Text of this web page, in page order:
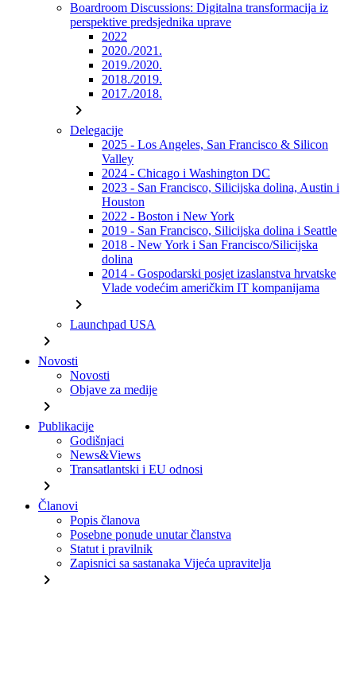
Boardroom Discussions: Digitalna transformacija iz
perspektive predsjednika uprave
2022
2020./2021.
2019./2020.
2018./2019.
2017./2018.
chevron_right
Delegacije
2025 - Los Angeles, San Francisco & Silicon
Valley
2024 - Chicago i Washington DC
2023 - San Francisco, Silicijska dolina, Austin i
Houston
2022 - Boston i New York
2019 - San Francisco, Silicijska dolina i Seattle
2018 - New York i San Francisco/Silicijska
dolina
2014 - Gospodarski posjet izaslanstva hrvatske
Vlade vodećim američkim IT kompanijama
chevron_right
Launchpad USA
chevron_right
Novosti
Novosti
Objave za medije
chevron_right
Publikacije
Godišnjaci
News&Views
Transatlantski i EU odnosi
chevron_right
Članovi
Popis članova
Posebne ponude unutar članstva
Statut i pravilnik
Zapisnici sa sastanaka Vijeća upravitelja
chevron_right